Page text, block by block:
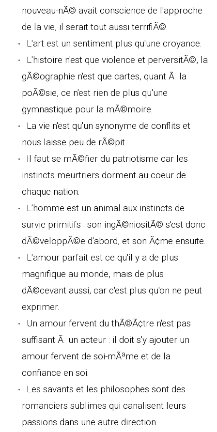
nouveau-nÃ© avait conscience de l'approche
de la vie, il serait tout aussi terrifiÃ©.
L'art est un sentiment plus qu'une croyance.
L'histoire n'est que violence et perversitÃ©, la
gÃ©ographie n'est que cartes, quant Ã la
poÃ©sie, ce n'est rien de plus qu'une
gymnastique pour la mÃ©moire.
La vie n'est qu'un synonyme de conflits et
nous laisse peu de rÃ©pit.
Il faut se mÃ©fier du patriotisme car les
instincts meurtriers dorment au coeur de
chaque nation.
L'homme est un animal aux instincts de
survie primitifs : son ingÃ©niositÃ© s'est donc
dÃ©veloppÃ©e d'abord, et son Ã¢me ensuite.
L'amour parfait est ce qu'il y a de plus
magnifique au monde, mais de plus
dÃ©cevant aussi, car c'est plus qu'on ne peut
exprimer.
Un amour fervent du thÃ©Ã¢tre n'est pas
suffisant Ã un acteur : il doit s'y ajouter un
amour fervent de soi-mÃªme et de la
confiance en soi.
Les savants et les philosophes sont des
romanciers sublimes qui canalisent leurs
passions dans une autre direction.